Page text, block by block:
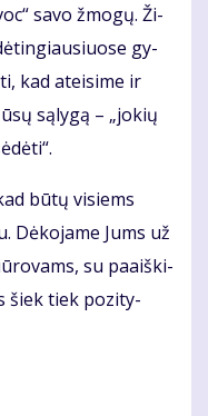
sa­vo žmo­gų. Ži­
gy­
kad at­ei­si­me ir
są­ly­gą – „jo­kių
bū­tų vi­siems
Dė­ko­ja­me Jums už
su pa­aiš­ki­
šiek tiek po­zi­ty­